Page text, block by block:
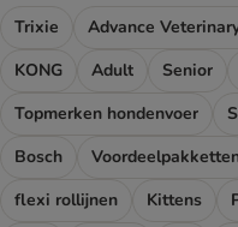
Trixie Advance
KONG
Adult Senior
Topmerken hondenvoer
Bosch
flexi rollijnen
Kittens